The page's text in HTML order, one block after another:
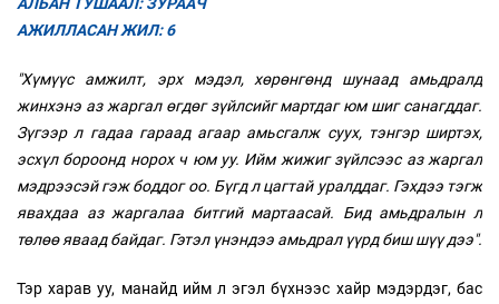
АЖИЛЛАСАН ЖИЛ: 6
"Хүмүүс амжилт, эрх мэдэл, хөрөнгөнд шунаад амьдралд
жинхэнэ аз жаргал өгдөг зүйлсийг мартдаг юм шиг санагддаг.
Зүгээр л гадаа гараад агаар амьсгалж суух, тэнгэр ширтэх,
эсхүл бороонд норох ч юм уу. Ийм жижиг зүйлсээс аз жаргал
мэдрээсэй гэж боддог оо. Бүгд л цагтай уралддаг. Гэхдээ тэгж
явахдаа аз жаргалаа битгий мартаасай. Бид амьдралын л
төлөө яваад байдаг. Гэтэл үнэндээ амьдрал үүрд биш шүү дээ".
Тэр харав уу, манайд ийм л эгэл бүхнээс хайр мэдэрдэг, бас